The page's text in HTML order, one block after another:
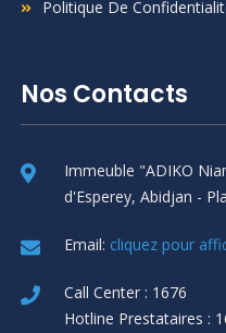
Politique De
Nos Contacts
Immeuble "ADIKO
d'Esperey, Abidjan -
Email: cliquez pour
Call Center : 1676
Hotline Prestataires :